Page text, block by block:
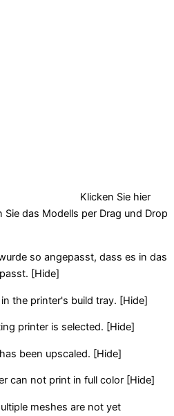
Klicken Sie hier
das Modells per Drag und Drop
so angepasst, dass es in das
[Hide]
the printer's build tray. [Hide]
printer is selected. [Hide]
been upscaled. [Hide]
can not print in full color [Hide]
meshes are not yet